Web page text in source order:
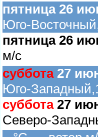
пятница 26
Юго-
пятница 26
м/с
суббота27
Юго-
суббота27
Северо-